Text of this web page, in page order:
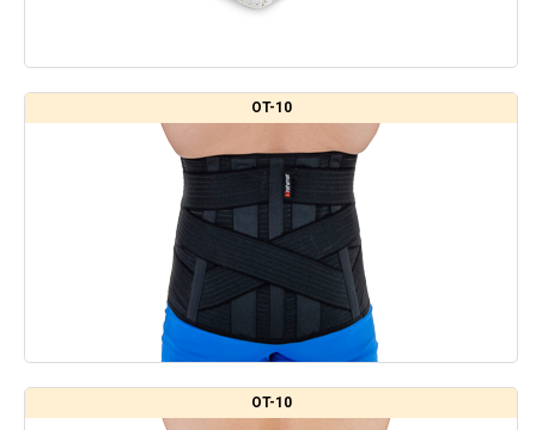
OT-10
OT-10